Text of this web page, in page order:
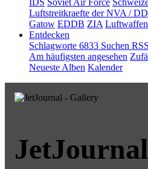
IDS Soviet Air Force
Luftstreitkraefte der NVA /
Gatow EDDB ZIA
Entdecken
Schlagworte 6833 Suchen
Am häufigsten angesehen
Neueste Alben Kalender